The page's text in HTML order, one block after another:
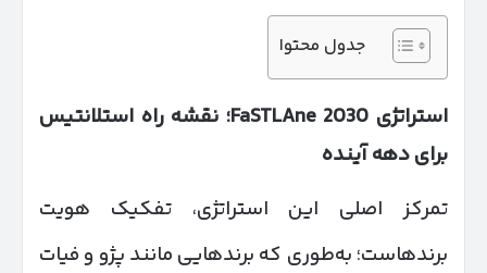
جدول محتوا
استراتژی
؛ نقشه راه استلانتیس
برای دهه آینده
تمرکز اصلی این استراتژی، تفکیک هویت
برندهاست؛ به‌طوری که برندهایی مانند پژو و فیات